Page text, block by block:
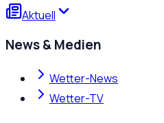
Aktuell
News & Medien
Wetter-News
Wetter-TV